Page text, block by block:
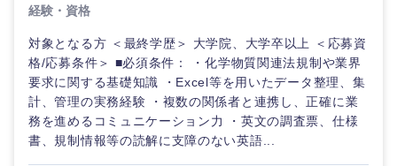
経験・資格
対象となる方 ＜最終学歴＞ 大学院、大学卒以上 ＜応募資
格/応募条件＞ ■必須条件： ・化学物質関連法規制や業界
要求に関する基礎知識 ・Excel等を用いたデータ整理、集
計、管理の実務経験 ・複数の関係者と連携し、正確に業
務を進めるコミュニケーション力 ・英文の調査票、仕様
書、規制情報等の読解に支障のない英語...